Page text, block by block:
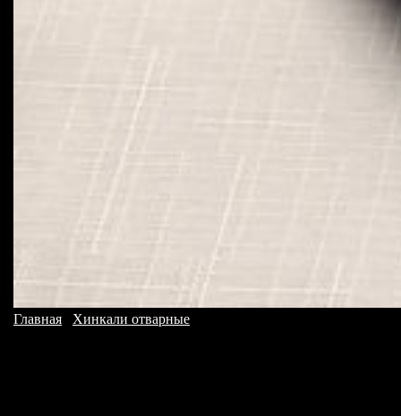
Главная Хинкали отварные